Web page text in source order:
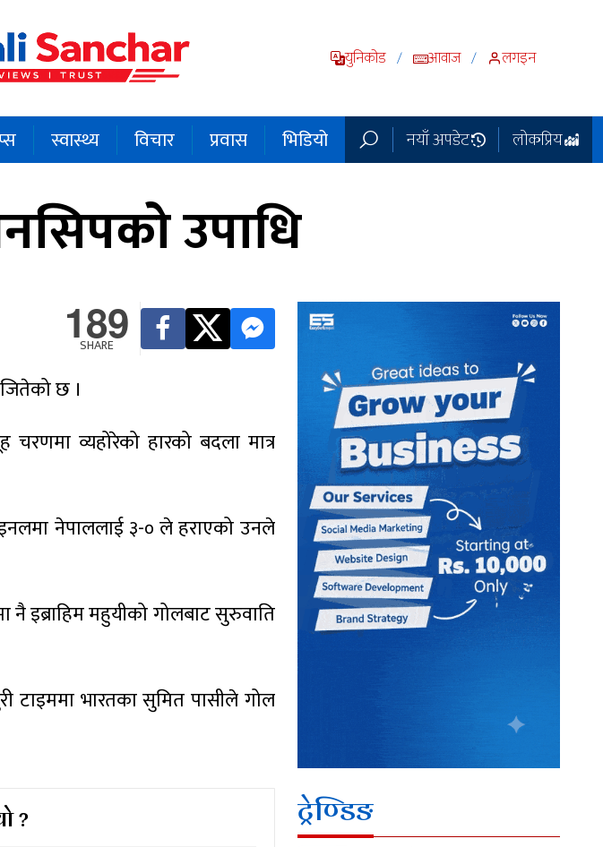
युनिकोड / आवाज / लगइन
स्वास्थ्य विचार प्रवास भिडियो नयाँ अपडेट लोकप्रिय
उपाधि
189
SHARE
छ ।
व्यहोरेको हारको बदला मात्र
नेपाललाई ३-० ले हराएको उनले
नै इब्राहिम महुयीको गोलबाट सुरुवाति
टाइममा भारतका सुमित पासीले गोल
? ट्रेण्डिङ